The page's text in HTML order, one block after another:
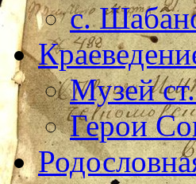
с.
Музей
Герои